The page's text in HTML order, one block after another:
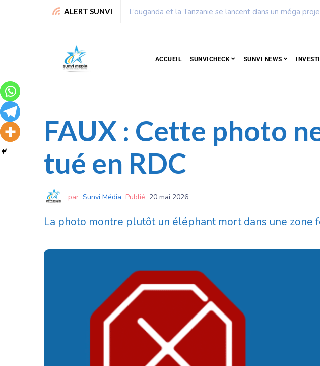
ALERT SUNVI Chronique de Nelie : Un peuple qui résiste est déjà un
ACCUEIL SUNVICHECK SUNVI NEWS
FAUX : Cette photo
tué en RDC
par Sunvi Média Publié 20 mai 2026
La photo montre plutôt un éléphant mort dans une zone